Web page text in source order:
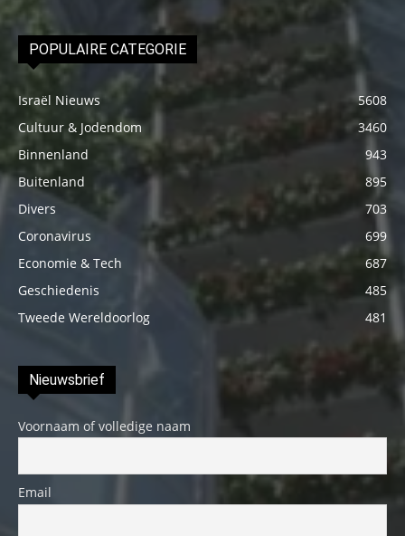
POPULAIRE CATEGORIE
Israël Nieuws
5608
Cultuur & Jodendom
3460
Binnenland
943
Buitenland
895
Divers
703
Coronavirus
699
Economie & Tech
687
Geschiedenis
485
Tweede Wereldoorlog
481
Nieuwsbrief
Voornaam of volledige naam
Email